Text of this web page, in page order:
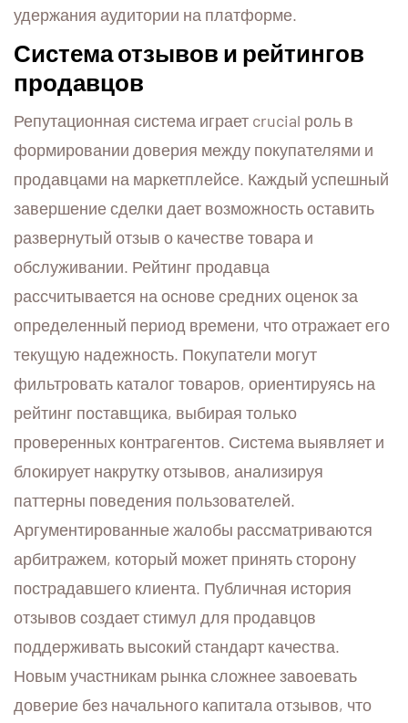
удержания аудитории на платформе.
Система отзывов и рейтингов
продавцов
Репутационная система играет crucial роль в
формировании доверия между покупателями и
продавцами на маркетплейсе. Каждый успешный
завершение сделки дает возможность оставить
развернутый отзыв о качестве товара и
обслуживании. Рейтинг продавца
рассчитывается на основе средних оценок за
определенный период времени, что отражает его
текущую надежность. Покупатели могут
фильтровать каталог товаров, ориентируясь на
рейтинг поставщика, выбирая только
проверенных контрагентов. Система выявляет и
блокирует накрутку отзывов, анализируя
паттерны поведения пользователей.
Аргументированные жалобы рассматриваются
арбитражем, который может принять сторону
пострадавшего клиента. Публичная история
отзывов создает стимул для продавцов
поддерживать высокий стандарт качества.
Новым участникам рынка сложнее завоевать
доверие без начального капитала отзывов, что